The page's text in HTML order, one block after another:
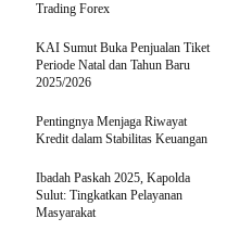
Trading Forex
KAI Sumut Buka Penjualan Tiket
Periode Natal dan Tahun Baru
2025/2026
Pentingnya Menjaga Riwayat
Kredit dalam Stabilitas Keuangan
Ibadah Paskah 2025, Kapolda
Sulut: Tingkatkan Pelayanan
Masyarakat